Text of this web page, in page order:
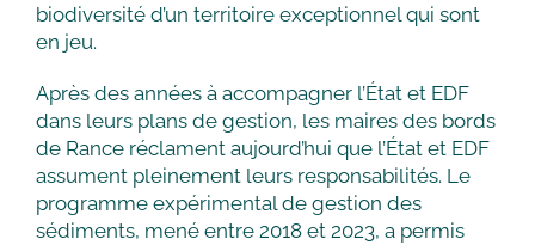
biodiversité d’un territoire exceptionnel qui sont
en jeu.
Après des années à accompagner l’État et EDF
dans leurs plans de gestion, les maires des bords
de Rance réclament aujourd’hui que l’État et EDF
assument pleinement leurs responsabilités. Le
programme expérimental de gestion des
sédiments, mené entre 2018 et 2023, a permis